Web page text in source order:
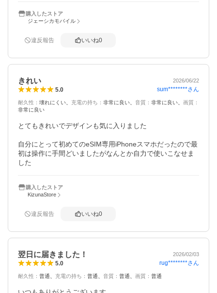
購入したストア
ジェーシカモバイル
違反報告 いいね0
きれい 2026/06/22
5.0 sum********さん
耐久性 ： 壊れにくい 充電の持ち ： 非常に良い 音質 ： 非常に良い 画質 ：
非常に良い
とてもきれいでデザインも気に入りました
自分にとって初めてのeSIM専用iPhoneスマホだったので最
初は操作に手間どいましたがなんとか自力で使いこなせま
した
購入したストア
KizunaStore
違反報告 いいね0
翌日に届きました！ 2026/02/03
5.0 rug********さん
耐久性 ： 普通 充電の持ち ： 普通 音質 ： 普通 画質 ： 普通